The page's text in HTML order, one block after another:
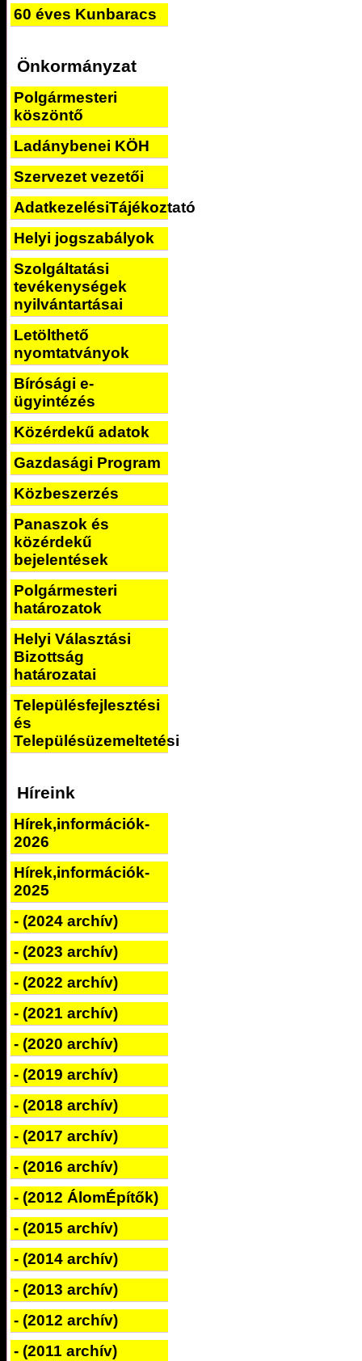
60 éves Kunbaracs
Önkormányzat
Polgármesteri
köszöntő
Ladánybenei KÖH
Szervezet vezetői
AdatkezelésiTájékoztató
Helyi jogszabályok
Szolgáltatási
tevékenységek
nyilvántartásai
Letölthető
nyomtatványok
Bírósági e-
ügyintézés
Közérdekű adatok
Gazdasági Program
Közbeszerzés
Panaszok és
közérdekű
bejelentések
Polgármesteri
határozatok
Helyi Választási
Bizottság
határozatai
Településfejlesztési
és
Településüzemeltetési
Híreink
Hírek,információk-
2026
Hírek,információk-
2025
- (2024 archív)
- (2023 archív)
- (2022 archív)
- (2021 archív)
- (2020 archív)
- (2019 archív)
- (2018 archív)
- (2017 archív)
- (2016 archív)
- (2012 ÁlomÉpítők)
- (2015 archív)
- (2014 archív)
- (2013 archív)
- (2012 archív)
- (2011 archív)